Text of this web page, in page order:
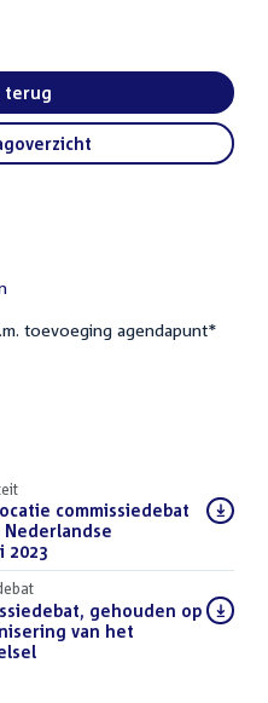
link:
terug
toevoeging agendapunt*
commissiedebat
2023
gehouden op
van het
(PDF)